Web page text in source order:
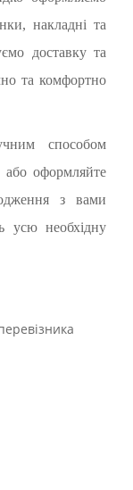
накладні та
доставку та
та комфортно
способом
або оформляйте
з вами
усю необхідну